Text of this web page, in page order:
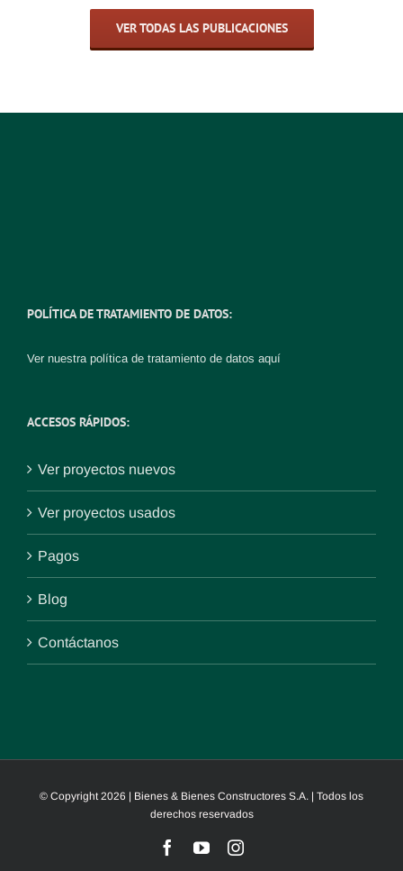
VER TODAS LAS PUBLICACIONES
POLÍTICA DE TRATAMIENTO DE DATOS:
Ver nuestra política de tratamiento de datos aquí
ACCESOS RÁPIDOS:
Ver proyectos nuevos
Ver proyectos usados
Pagos
Blog
Contáctanos
© Copyright2026 | Bienes & Bienes Constructores S.A. | Todos los
derechos reservados
Facebook
YouTubeInstagram